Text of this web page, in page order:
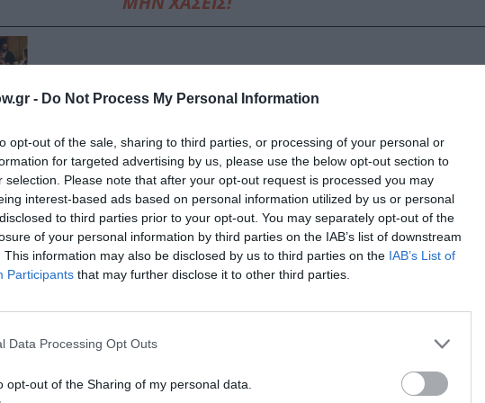
- Do Not Process My Personal Information
opt-out of the sale, sharing to third parties, or processing of your personal or
for targeted advertising by us, please use the below opt-out section to
selection. Please note that after your opt-out request is processed you may
interest-based ads based on personal information utilized by us or personal
to third parties prior to your opt-out. You may separately opt-out of the
of your personal information by third parties on the IAB’s list of downstream
This information may also be disclosed by us to third parties on the IAB’s List of
Participants that may further disclose it to other third parties.
Data Processing Opt Outs
opt-out of the Sharing of my personal data.
Ίων, του Ευριπίδη από τον Θωμά Μοσχόπουλο στο Αρχαίο Θέατρο
Επιδαύρου
Κατοχή για αντιστασιακή δράση, και έφερε στη ζωή την
αυτοσεβασμό δεν έχει αυτοπεποίθηση, χωρίς αυτοπεποίθηση δεν
χώρες με μια μικρή προτίμηση στο Παρίσι, ξέρει πως με
ενώ οι δυστυχισμένοι γάμοι είναι απότοκα έξυπνων συζύγων
μεταξύ ψεύδους κι αλήθειας. Στο συγκεκριμένο βιβλίο θίγει το